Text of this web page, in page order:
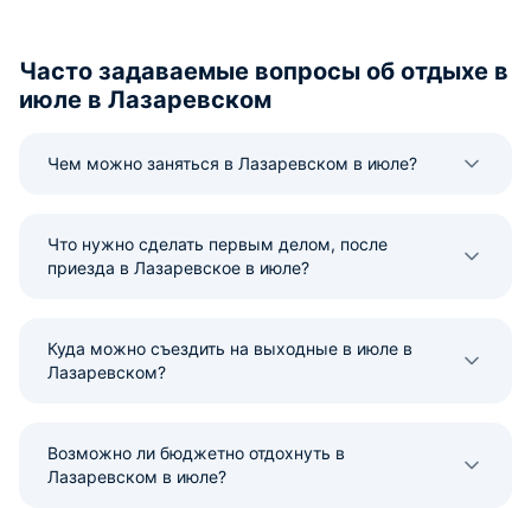
Часто задаваемые вопросы об отдыхе в
июле в Лазаревском
Чем можно заняться в Лазаревском в июле?
Что нужно сделать первым делом, после
приезда в Лазаревское в июле?
Куда можно съездить на выходные в июле в
Лазаревском?
Возможно ли бюджетно отдохнуть в
Лазаревском в июле?